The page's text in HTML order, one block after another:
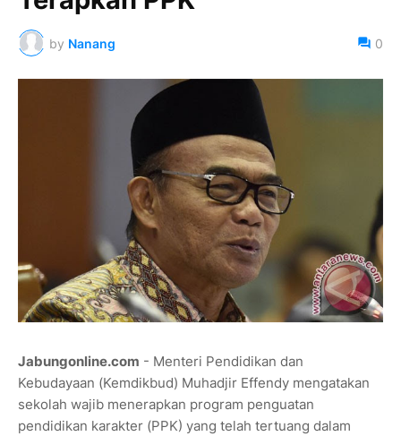
by Nanang 0
Jabungonline.com - Menteri Pendidikan dan
Kebudayaan (Kemdikbud) Muhadjir Effendy mengatakan
sekolah wajib menerapkan program penguatan
pendidikan karakter (PPK) yang telah tertuang dalam